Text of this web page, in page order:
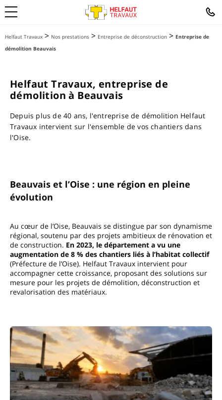
Helfaut Travaux > Nos prestations > Entreprise de déconstruction > Entreprise de
démolition Beauvais
Helfaut Travaux, entreprise de
démolition à Beauvais
Depuis plus de 40 ans, l'entreprise de démolition Helfaut
Travaux intervient sur l'ensemble de vos chantiers dans
l'Oise.
Beauvais et l’Oise : une région en pleine
évolution
Au cœur de l’Oise, Beauvais se distingue par son dynamisme
régional, soutenu par des projets ambitieux de rénovation et
de construction. En 2023, le département a vu une
augmentation de 8 % des chantiers liés à l’habitat collectif
(Préfecture de l’Oise). Helfaut Travaux intervient pour
accompagner cette croissance, proposant des solutions sur
mesure pour les projets de démolition, déconstruction et
revalorisation des matériaux.